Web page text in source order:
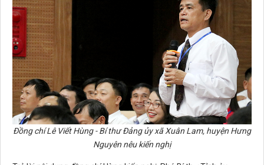
Đồng chí Lê Viết Hùng - Bí thư Đảng ủy xã Xuân Lam, huyện Hưng
Nguyên nêu kiến nghị